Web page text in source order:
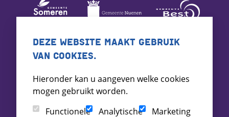
DEZE WEBSITE MAAKT GEBRUIK
VAN COOKIES.
Hieronder kan u aangeven welke cookies
mogen gebruikt worden.
Functionele
Analytische
Marketing